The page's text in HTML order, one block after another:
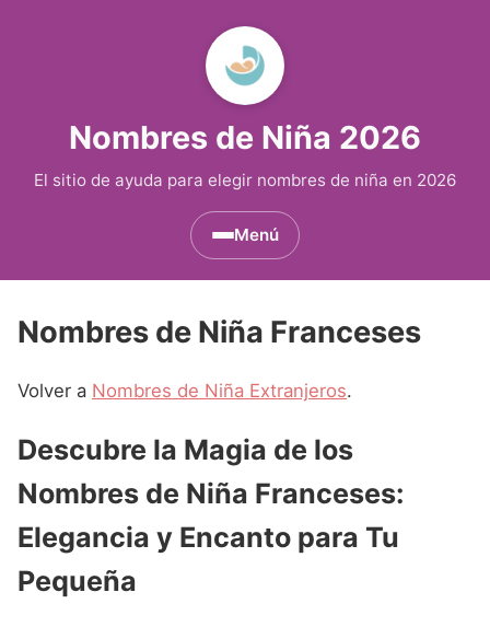
Nombres de Niña 2026
El sitio de ayuda para elegir nombres de niña en 2026
Menú
Nombres de Niña que empiezan por A
Nombres de Niña que empiezan por B
Nombres de Niña que empiezan por C
Nombres de Niña Históricos
Nombres de Niña de Origen Biblico
Nombres de Niña Celtas
Nombres de Niña Egipcios
Nombres de Niña Griegos
Nombres de Niña Extranjeros
Nombres de Niña Alemanes
Nombres de Niña Americanos
Nombres de Niña Chinos
Nombres de Regiones de España
Nombres de Niña Andaluces
Nombres de Niña Aragoneses
Buscar
Nombres de Niña Franceses
Volver a Nombres de Niña Extranjeros.
Descubre la Magia de los
Nombres de Niña Franceses:
Elegancia y Encanto para Tu
Pequeña